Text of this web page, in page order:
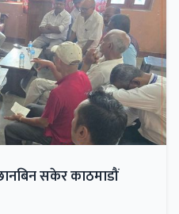
सकेर काठमाडौं